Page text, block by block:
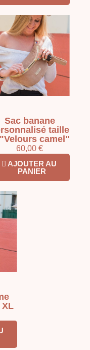
Sac banane
taille
camel"
60,00 €
AJOUTER AU
PANIER